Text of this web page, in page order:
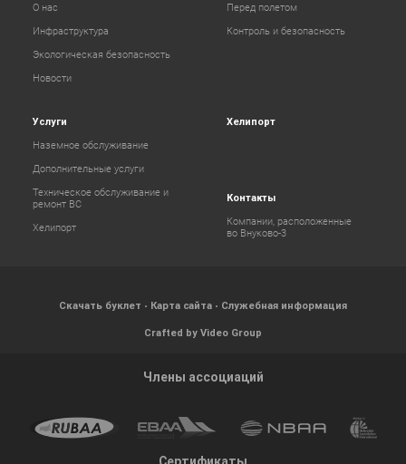
О нас
Инфраструктура
Экологическая безопасность
Новости
Перед полетом
Контроль и безопасность
Услуги
Наземное обслуживание
Дополнительные услуги
Техническое обслуживание и
ремонт ВС
Хелипорт
Хелипорт
Контакты
Компании, расположенные
во Внуково-3
Скачать буклет Карта сайта Служебная информация
Crafted by Video Group
Члены ассоциаций